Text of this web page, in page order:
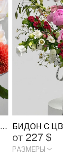
ДУОБУКЕТ «ПЕРСИКОВЫЙ СОРБЕТ»
от 227 $
РАЗМЕРЫ